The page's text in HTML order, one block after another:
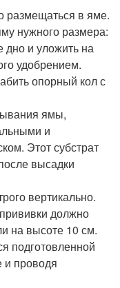
размещаться в яме.
нужного размера:
дно и уложить на
удобрением.
опорный кол с
ямы,
и
Этот субстрат
высадки
вертикально.
должно
на высоте 10 см.
подготовленной
и проводя